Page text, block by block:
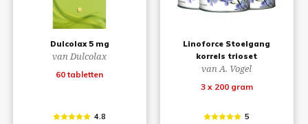
Dulcolax 5 mg
van Dulcolax
60 tabletten
4.8
Linoforce Stoelgang
korrels trioset
van A. Vogel
3 x 200 gram
5